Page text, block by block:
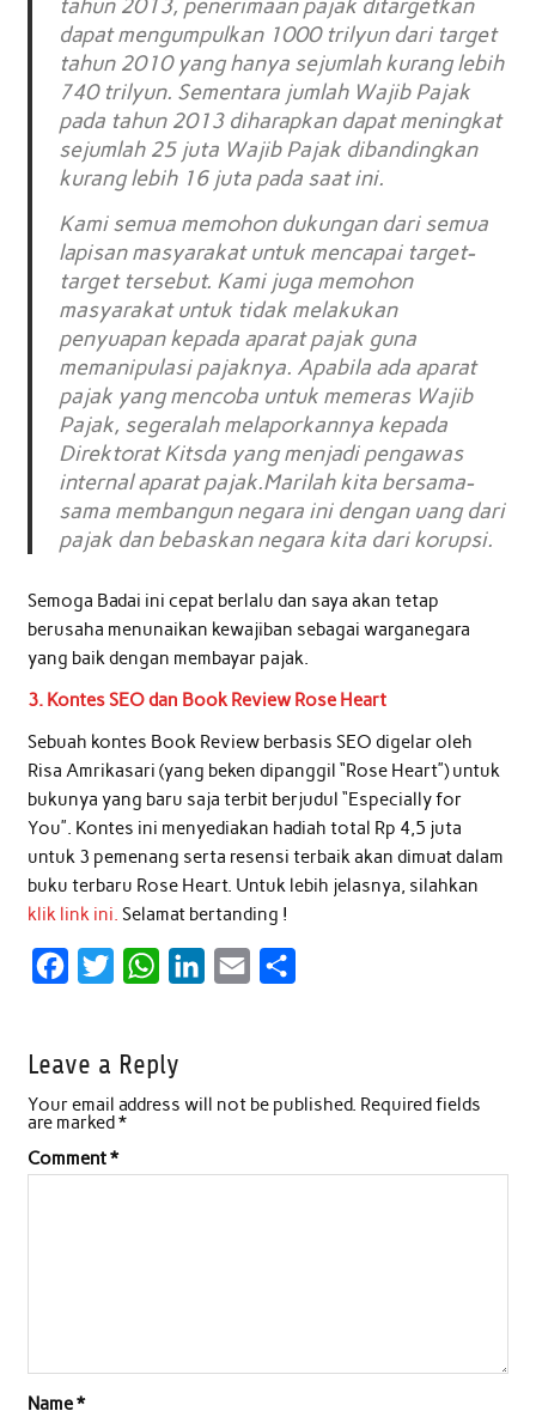
tahun 2013, penerimaan pajak ditargetkan
dapat mengumpulkan 1000 trilyun dari target
tahun 2010 yang hanya sejumlah kurang lebih
740 trilyun. Sementara jumlah Wajib Pajak
pada tahun 2013 diharapkan dapat meningkat
sejumlah 25 juta Wajib Pajak dibandingkan
kurang lebih 16 juta pada saat ini.
Kami semua memohon dukungan dari semua
lapisan masyarakat untuk mencapai target-
target tersebut. Kami juga memohon
masyarakat untuk tidak melakukan
penyuapan kepada aparat pajak guna
memanipulasi pajaknya. Apabila ada aparat
pajak yang mencoba untuk memeras Wajib
Pajak, segeralah melaporkannya kepada
Direktorat Kitsda yang menjadi pengawas
internal aparat pajak.Marilah kita bersama-
sama membangun negara ini dengan uang dari
pajak dan bebaskan negara kita dari korupsi.
Semoga Badai ini cepat berlalu dan saya akan tetap
berusaha menunaikan kewajiban sebagai warganegara
yang baik dengan membayar pajak.
3. Kontes SEO dan Book Review Rose Heart
Sebuah kontes Book Review berbasis SEO digelar oleh
Risa Amrikasari (yang beken dipanggil “Rose Heart”) untuk
bukunya yang baru saja terbit berjudul “Especially for
You”. Kontes ini menyediakan hadiah total Rp 4,5 juta
untuk 3 pemenang serta resensi terbaik akan dimuat dalam
buku terbaru Rose Heart. Untuk lebih jelasnya, silahkan
klik link ini. Selamat bertanding !
e
b
o
t
e
r
W
t
s
p
e
I
l
e
Leave a Reply
Your email address will not be published. Required fields
are marked*
Comment*
Name*